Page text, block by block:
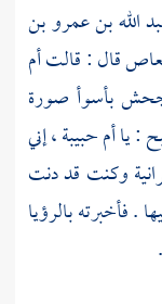
الله بن عمرو بن
قال : قالتأم
جحشبأسوأ صورة
: ياأم حبيبة، إني
وكنت قد دنت
. فأخبرته بالرؤيا